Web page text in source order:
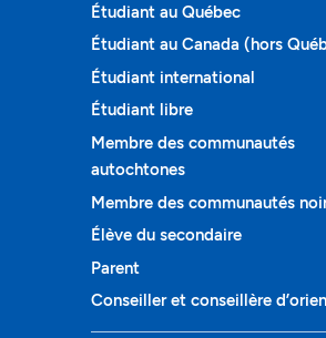
Étudiant au Québec
Étudiant au Canada (hors
Étudiant international
Étudiant libre
Membre des communautés
autochtones
Membre des communautés
Élève du secondaire
Parent
Conseiller et conseillère